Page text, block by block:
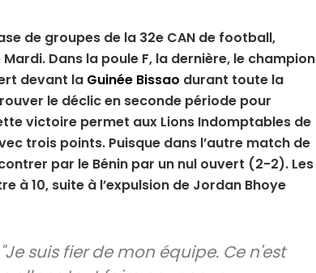
de groupes de la 32e CAN de football,
Dans la poule F, la dernière, le champion
devant la Guinée Bissao durant toute la
le déclic en seconde période pour
victoire permet aux Lions Indomptables de
trois points. Puisque dans l’autre match de
par le Bénin par un nul ouvert (2-2). Les
à 10, suite à l’expulsion de Jordan Bhoye
suis fier de mon équipe. Ce n'est